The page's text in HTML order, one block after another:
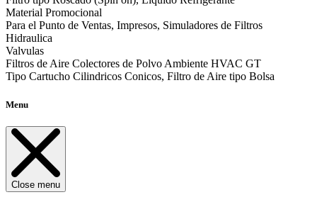
Material Promocional
Para el Punto de Ventas, Impresos, Simuladores de Filtros
Hidraulica
Valvulas
Filtros de Aire Colectores de Polvo Ambiente HVAC GT
Tipo Cartucho Cilindricos Conicos, Filtro de Aire tipo Bolsa
Menu
Close menu